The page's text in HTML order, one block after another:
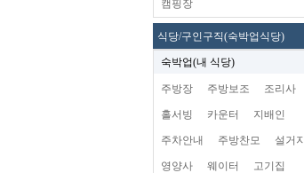
캠핑장
식당/구인구직(숙박업식당)
숙박업(내 식당)
주방장 주방보조 조리사
홀서빙 카운터 지배인
주차안내 주방찬모 설거지
영양사 웨이터 고기집